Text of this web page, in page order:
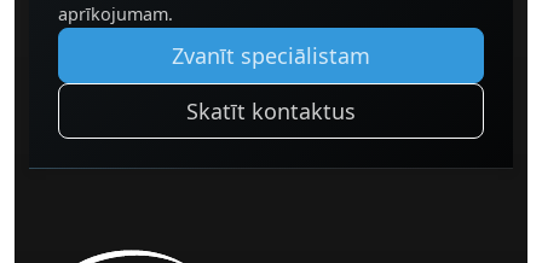
aprīkojumam.
Zvanīt speciālistam
Skatīt kontaktus